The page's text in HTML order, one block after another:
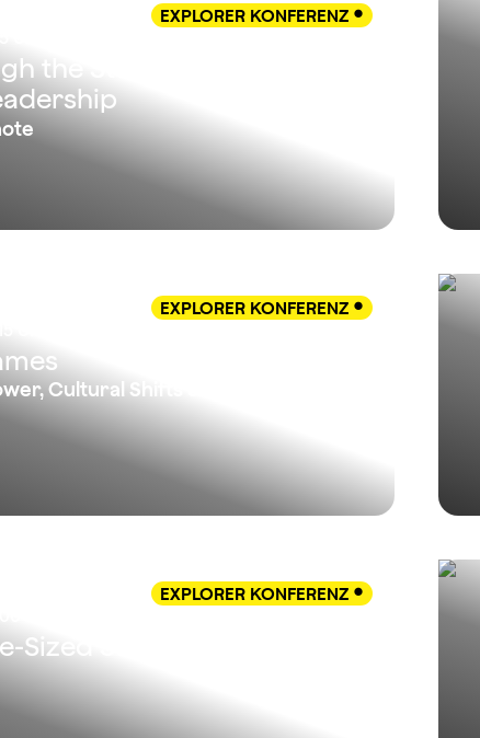
EXPLORER KONFERENZ 
Uhr
the Storm: New
EXPLORER KONFERENZ 
Uhr
Cultural Shifts & Cross-
EXPLORER KONFERENZ 
Uhr
Sized Storytelling, Big